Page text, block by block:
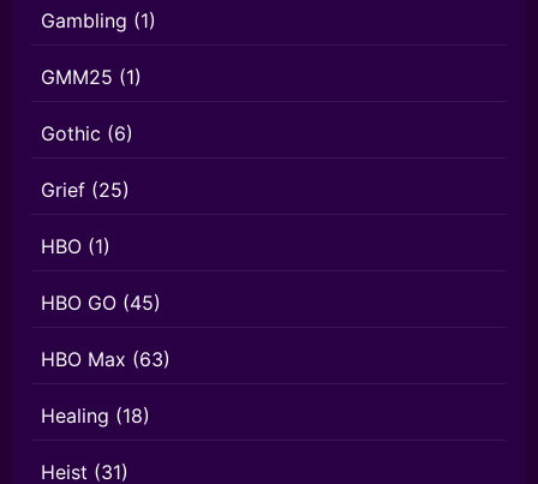
Gambling (1)
GMM25 (1)
Gothic (6)
Grief (25)
HBO (1)
HBO GO (45)
HBO Max (63)
Healing (18)
Heist (31)